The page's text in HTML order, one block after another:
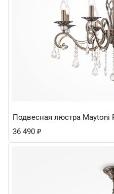
Подвесная люстра Maytoni
36 490 ₽